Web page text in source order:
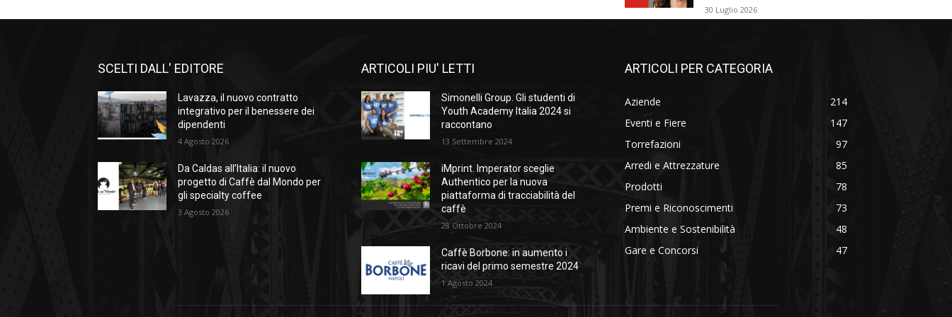
30 Luglio 2026
SCELTI DALL' EDITORE
Lavazza, il nuovo contratto
integrativo per il benessere dei
dipendenti
4 Agosto 2026
Da Caldas all’Italia: il nuovo
progetto di Caffè dal Mondo per
gli specialty coffee
3 Agosto 2026
ARTICOLI PIU' LETTI
Simonelli Group. Gli studenti di
Youth Academy Italia 2024 si
raccontano
13 Settembre 2024
iMprint. Imperator sceglie
Authentico per la nuova
piattaforma di tracciabilità del
caffè
28 Ottobre 2024
Caffè Borbone: in aumento i
ricavi del primo semestre 2024
1 Agosto 2024
ARTICOLI PER CATEGORIA
Aziende
214
Eventi e Fiere
147
Torrefazioni
97
Arredi e Attrezzature
85
Prodotti
78
Premi e Riconoscimenti
73
Ambiente e Sostenibilità
48
Gare e Concorsi
47